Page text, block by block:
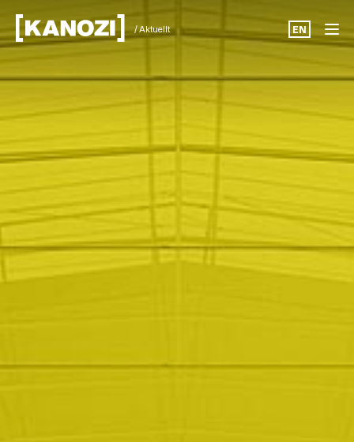
/ Aktuellt
Projekt
Aktuellt
Om oss
EN